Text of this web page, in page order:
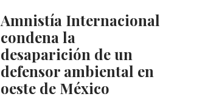
Amnistía Internacional
condena la
desaparición de un
defensor ambiental en
oeste de México